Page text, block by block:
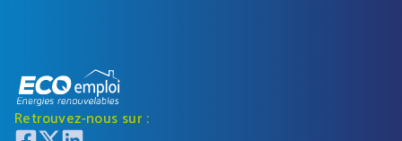
Retrouvez-nous sur :